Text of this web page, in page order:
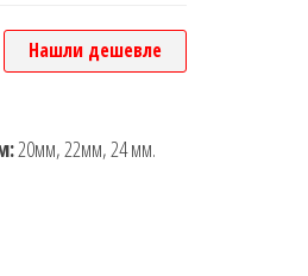
Нашли дешевле
20мм, 22мм, 24 мм.